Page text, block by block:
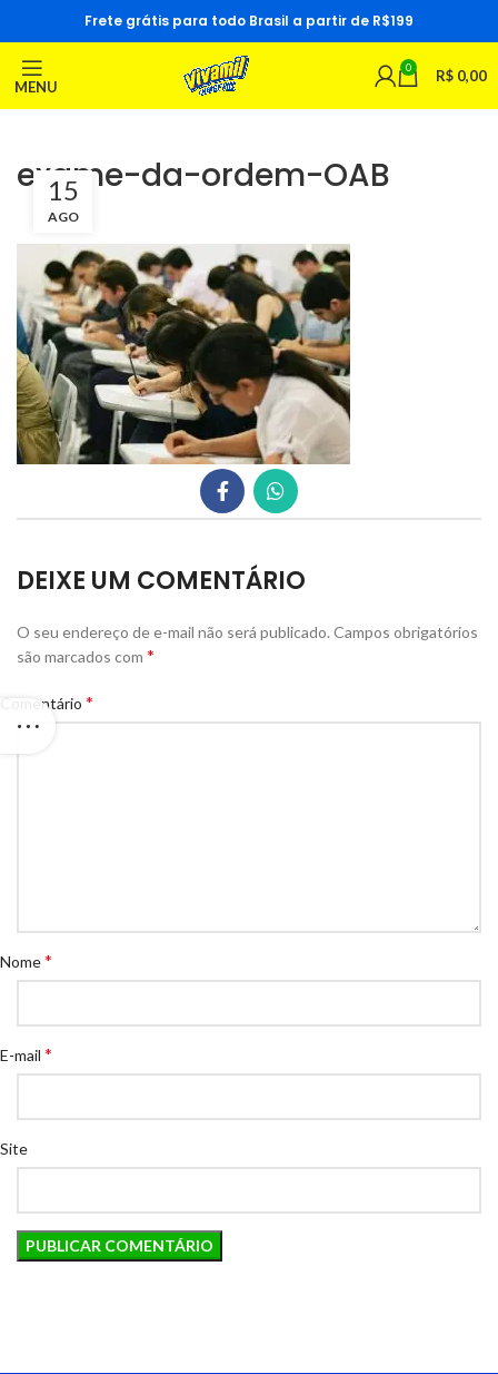
Frete grátis para todo Brasil a partir de R$199
MENU
0 R$ 0,00
exame-da-ordem-OAB
15
AGO
DEIXE UM COMENTÁRIO
O seu endereço de e-mail não será publicado. Campos obrigatórios
são marcados com *
Comentário *
Nome*
E-mail *
Site